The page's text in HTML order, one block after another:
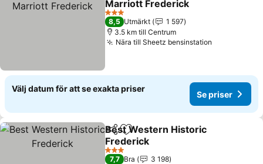
Marriott Frederick
Se priser
3 Stjärnor
8,5 Utmärkt
1 597
3.5 km till Centrum
Nära till Sheetz bensinstation
Välj datum för att se exakta priser
Se priser
Dela Lägg till i Mina Favoriter
Best Western Historic
Frederick
Se priser
3 Stjärnor
7,7 Bra
3 198